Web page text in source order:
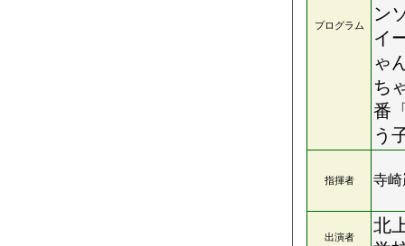
プログラム
ン
イ
ゃ
ち
番
う
指揮者 寺崎
出演者
北